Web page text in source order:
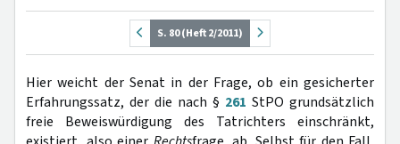
S. 80 (Heft 2/2011)
Hier weicht der Senat in der Frage, ob ein gesicherter
Erfahrungssatz, der die nach § 261 StPO grundsätzlich
freie Beweiswürdigung des Tatrichters einschränkt,